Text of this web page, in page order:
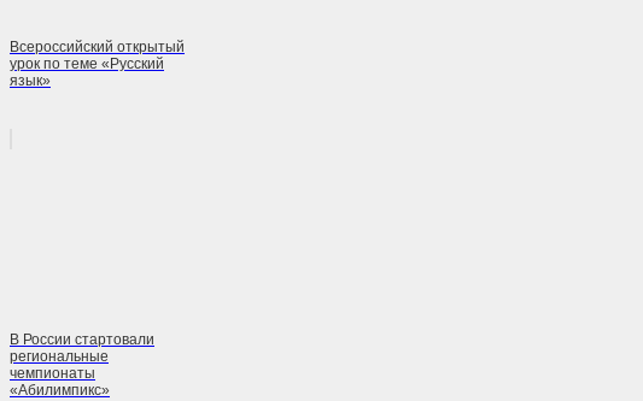
Всероссийский открытый
урок по теме «Русский
язык»
В России стартовали
региональные
чемпионаты
«Абилимпикс»